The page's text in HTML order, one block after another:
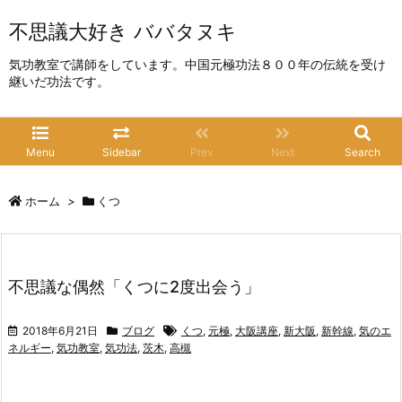
不思議大好き ババタヌキ
気功教室で講師をしています。中国元極功法８００年の伝統を受け
継いだ功法です。
Menu Sidebar Prev Next Search
ホーム > くつ
不思議な偶然「くつに2度出会う」
2018年6月21日 ブログ くつ, 元極, 大阪講座, 新大阪, 新幹線, 気のエ
ネルギー, 気功教室, 気功法, 茨木, 高槻